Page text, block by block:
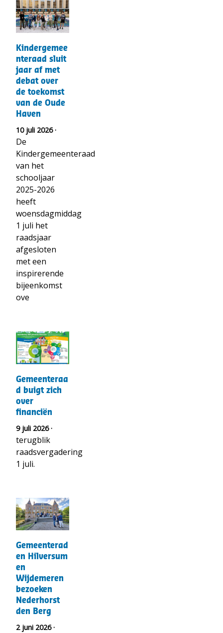
t("Lees
meer
over")
Kindergemeenteraad
sluit
jaar
af
met
debat
over
de
toekomst
van
de
Oude
Haven
Kindergemee
nteraad sluit
jaar af met
debat over
de toekomst
van de Oude
Haven
10 juli 2026 ·
De
Kindergemeenteraad
van het
schooljaar
2025-2026
heeft
woensdagmiddag
1 juli het
raadsjaar
afgesloten
met een
inspirerende
bijeenkomst
ove
t("Lees
meer
over")
Gemeenteraad
buigt
zich
over
Gemeenteraa
d buigt zich
over
financiën
9 juli 2026 ·
terugblik
raadsvergadering
1 juli.
t("Lees
meer
over")
Gemeenteraden
Hilversum
en
Wijdemeren
bezoeken
Nederhorst
den
Berg
Gemeenterad
en Hilversum
en
Wijdemeren
bezoeken
Nederhorst
den Berg
2 juni 2026 ·